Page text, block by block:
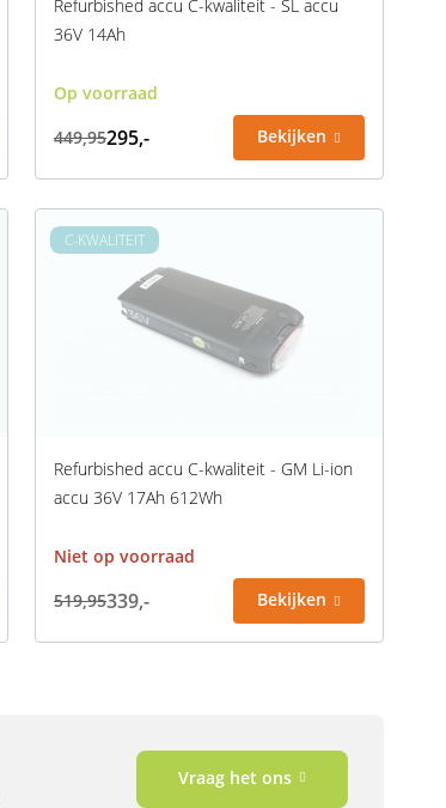
Refurbished accu C-kwaliteit - SL accu
36V 14Ah
Op voorraad
449,95295,- Bekijken
C-KWALITEIT
Refurbished accu C-kwaliteit - GM Li-ion
accu 36V 17Ah 612Wh
Niet op voorraad
519,95339,- Bekijken
Vraag het ons